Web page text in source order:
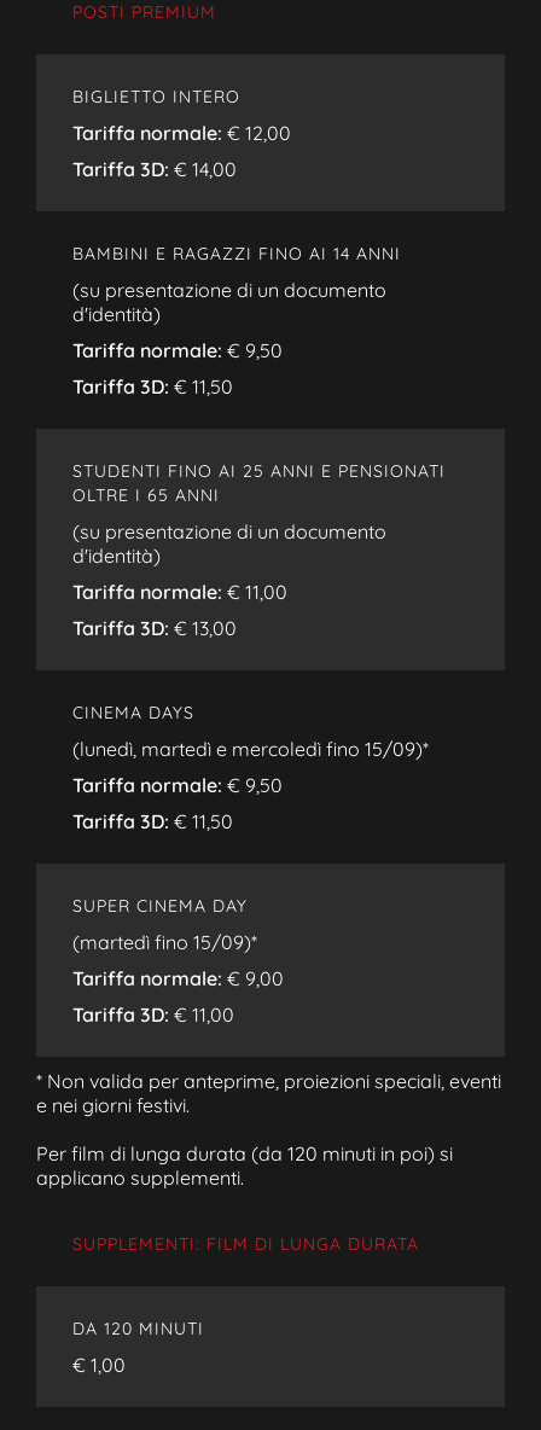
POSTI PREMIUM
BIGLIETTO INTERO
Tariffa normale: € 12,00
Tariffa 3D: € 14,00
BAMBINI E RAGAZZI FINO AI 14 ANNI
(su presentazione di un documento
d'identità)
Tariffa normale: € 9,50
Tariffa 3D: € 11,50
STUDENTI FINO AI 25 ANNI E PENSIONATI
OLTRE I 65 ANNI
(su presentazione di un documento
d'identità)
Tariffa normale: € 11,00
Tariffa 3D: € 13,00
CINEMA DAYS
(lunedì, martedì e mercoledì fino 15/09)*
Tariffa normale: € 9,50
Tariffa 3D: € 11,50
SUPER CINEMA DAY
(martedì fino 15/09)*
Tariffa normale: € 9,00
Tariffa 3D: € 11,00
* Non valida per anteprime, proiezioni speciali, eventi
e nei giorni festivi.
Per film di lunga durata (da 120 minuti in poi) si
applicano supplementi.
SUPPLEMENTI: FILM DI LUNGA DURATA
DA 120 MINUTI
€ 1,00